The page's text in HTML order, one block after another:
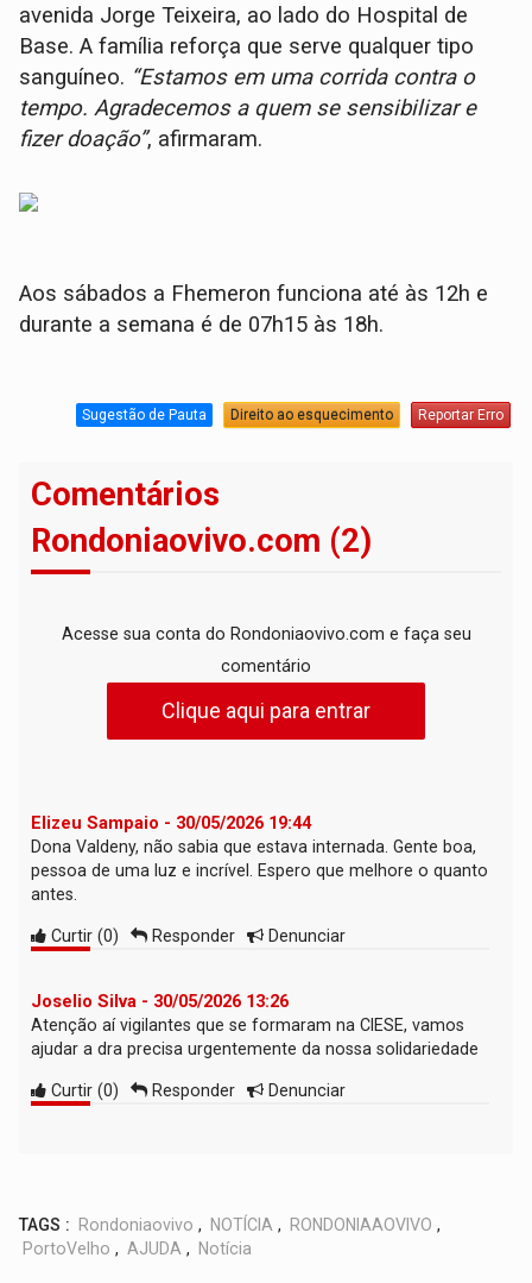
avenida Jorge Teixeira, ao lado do Hospital de
Base. A família reforça que serve qualquer tipo
sanguíneo. “Estamos em uma corrida contra o
tempo. Agradecemos a quem se sensibilizar e
fizer doação”, afirmaram.
Aos sábados a Fhemeron funciona até às 12h e
durante a semana é de 07h15 às 18h.
Sugestão de Pauta Direito ao esquecimento Reportar Erro
Comentários
Rondoniaovivo.com (2)
Acesse sua conta do Rondoniaovivo.com e faça seu
comentário
Clique aqui para entrar
Elizeu Sampaio - 30/05/2026 19:44
Dona Valdeny, não sabia que estava internada. Gente boa,
pessoa de uma luz e incrível. Espero que melhore o quanto
antes.
Curtir (0) Responder Denunciar
Joselio Silva - 30/05/2026 13:26
Atenção aí vigilantes que se formaram na CIESE, vamos
ajudar a dra precisa urgentemente da nossa solidariedade
Curtir (0) Responder Denunciar
TAGS : Rondoniaovivo , NOTÍCIA , RONDONIAAOVIVO ,
PortoVelho , AJUDA , Notícia